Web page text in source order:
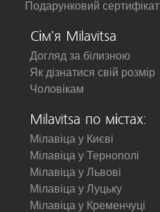
Подарунковий сертифікат
Сім'я Milavitsa
Догляд за білизною
Як дізнатися свій розмір
Чоловікам
Milavitsa по містах:
Мілавіца у Києві
Мілавіца у Тернополі
Мілавіца у Львові
Мілавіца у Луцьку
Мілавіца у Кременчуці